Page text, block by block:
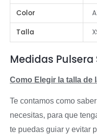
Color
Talla
Medidas Pulsera
Como Elegir la talla de
Te contamos como
necesitas, para que
te puedas guiar y evitar